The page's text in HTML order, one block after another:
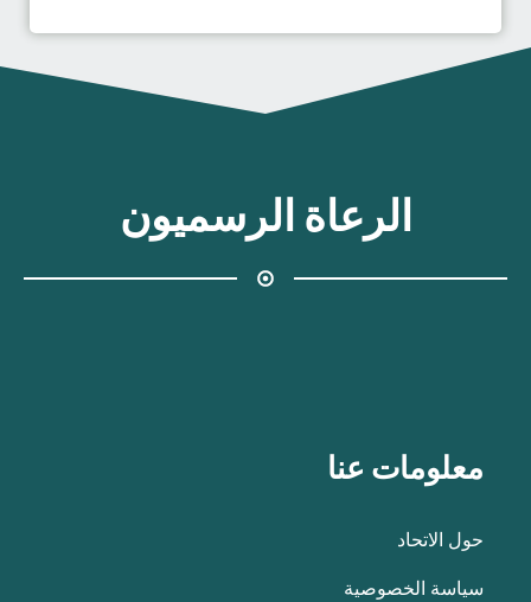
الرعاة الرسميون
معلومات عنا
حول الاتحاد
سياسة الخصوصية